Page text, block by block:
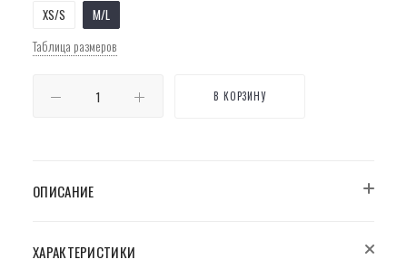
XS/S M/L
Таблица размеров
В КОРЗИНУ
ОПИСАНИЕ
ХАРАКТЕРИСТИКИ